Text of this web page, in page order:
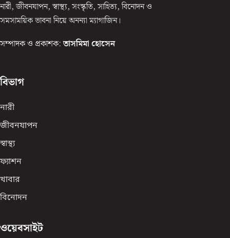
নারী, জীবনযাপন, স্বাস্থ্য, সংস্কৃতি, সাহিত্য, বিনোদন ও
সমসাময়িক ভাবনা নিয়ে অনন্যা ম্যাগাজিন।
সম্পাদক ও প্রকাশক: তাসমিমা হোসেন
বিভাগ
নারী
জীবনযাপন
স্বাস্থ্য
ফ্যাশন
খাবার
বিনোদন
ওয়েবসাইট